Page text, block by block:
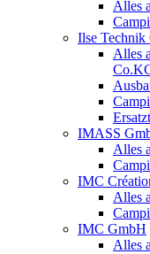
Alles
Ilse
Alles
IMASS
Alles
IMC
Alles
IMC GmbH
Alles